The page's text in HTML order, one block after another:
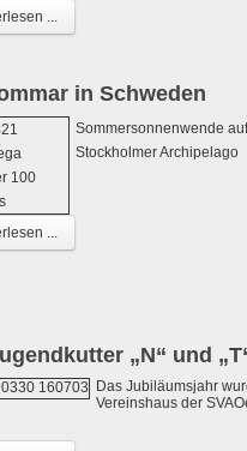
...
in Schweden
Sommersonnenwende
Stockholmer Archipelago
...
„N“ und
Das Jubiläumsjahr
Vereinshaus der